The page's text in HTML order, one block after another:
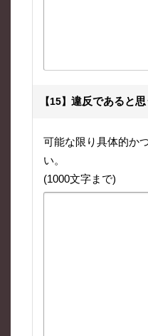
【15】 違反であると思
可能な限り具体的か
い。
(1000文字まで)